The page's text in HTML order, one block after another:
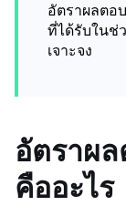
อัตราผลตอ
ที่ได้รับในช่
เจาะจง
อัตราผ
คืออะไร